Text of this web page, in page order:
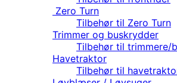
Zero Turn
Tilbehør til Zero Turn
Trimmer og buskrydder
Tilbehør til trimmere/
Havetraktor
Tilbehør til